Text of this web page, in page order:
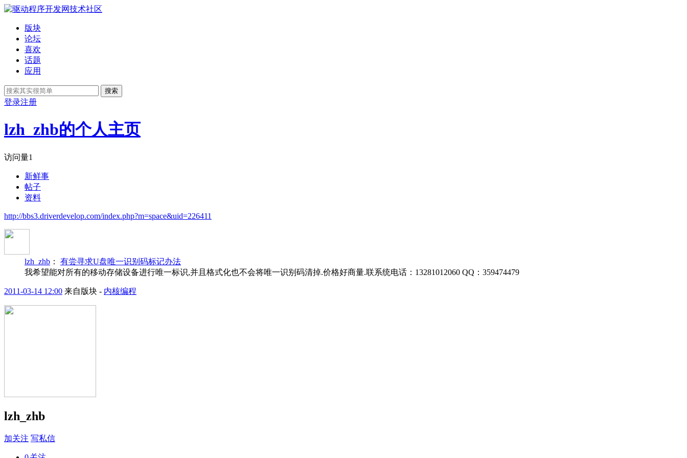
版块
论坛
喜欢
话题
应用
搜索
登录注册
lzh_zhb的个人主页
访问量1
新鲜事
帖子
资料
http://bbs3.driverdevelop.com/index.php?m=space&uid=226411
lzh_zhb ： 有尝寻求U盘唯一识别码标记办法
我希望能对所有的移动存储设备进行唯一标识,并且格式化也不会将唯一识别码清掉.价格好商量.联系统电话：13281012060 QQ：359474479
2011-03-14 12:00 来自版块 - 内核编程
lzh_zhb
加关注 写私信